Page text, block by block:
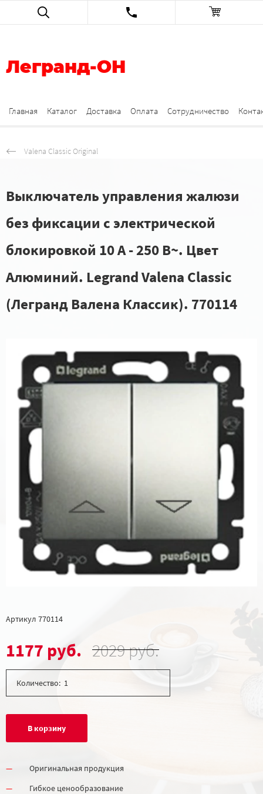
Легранд-ОН
Главная Каталог Доставка Оплата Сотрудничество
Valena Classic Original
Выключатель управления жалюзи
без фиксации с электрической
блокировкой 10 А - 250 В~. Цвет
Алюминий. Legrand Valena Classic
(Легранд Валена Классик). 770114
Артикул 770114
1177 руб. 2029 руб.
Количество:
В корзину
Оригинальная продукция
Гибкое ценообразование